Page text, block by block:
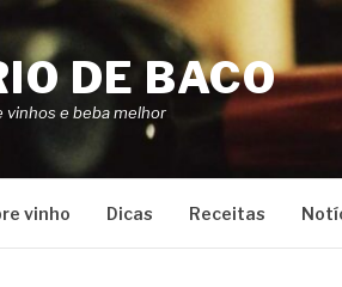
DE BACO
vinhos e beba melhor
vinho Dicas Receitas